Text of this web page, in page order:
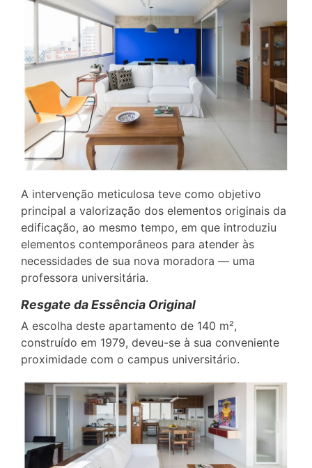
A intervenção meticulosa teve como objetivo
principal a valorização dos elementos originais da
edificação, ao mesmo tempo, em que introduziu
elementos contemporâneos para atender às
necessidades de sua nova moradora — uma
professora universitária.
Resgate da Essência Original
A escolha deste apartamento de 140 m²,
construído em 1979, deveu-se à sua conveniente
proximidade com o campus universitário.